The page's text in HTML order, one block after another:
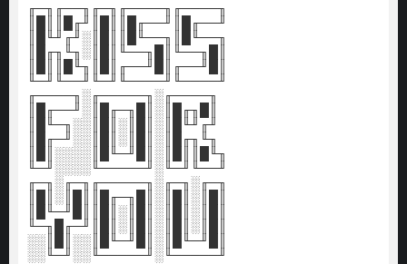
╓─╖╓──╖╓─╖╓────╖╓────╖
║█║║█╓╜║█║║█╓──╜║█╓──╜
║█╙╜╓╜░║█║║█╙──╖║█╙──╖
║█╓╖╙╖░║█║╙──╖█║╙──╖█║
║█║║█╙╖║█║╓──╜█║╓──╜█║
╙─╜╙──╜╙─╜╙────╜╙────╜
╓────╖░╓─────╖░╓────╖
║█╓──╜░║█╓─╖█║░║█╓╖█║
║█╙─╖░░║█║░║█║░║█╙╜╓╜
║█╓─╜░░║█║░║█║░║█╓╖╙╖
║█║░░░░║█╙─╜█║░║█║║█╙╖
╙─╜░░░░╙─────╜░╙─╜╙──╜
╓─╖░╓─╖╓─────╖░╓─╖░╓─╖
║█║░║█║║█╓─╖█║░║█║░║█║
║█╙─╜█║║█║░║█║░║█║░║█║
╙─╖█╓─╜║█║░║█║░║█║░║█║
░░║█║░░║█╙─╜█║░║█╙─╜█║
░░╙─╜░░╙─────╜░╙─────╜